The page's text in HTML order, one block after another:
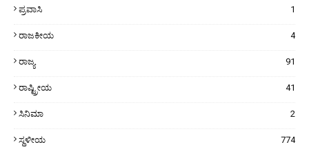
ಪ್ರವಾಸಿ 1
ರಾಜಕೀಯ 4
ರಾಜ್ಯ 91
ರಾಷ್ಟ್ರೀಯ 41
ಸಿನಿಮಾ 2
ಸ್ಥಳೀಯ 774